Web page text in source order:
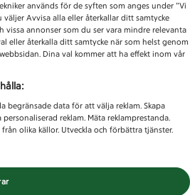
används för de syften som anges under ”Vi
Avvisa alla eller återkallar ditt samtycke
vissa annonser som du ser vara mindre relevanta
eller återkalla ditt samtycke när som helst genom
Dina val kommer att ha effekt inom vår
data för att välja reklam. Skapa
reklam. Mäta reklamprestanda.
olika källor. Utveckla och förbättra tjänster.